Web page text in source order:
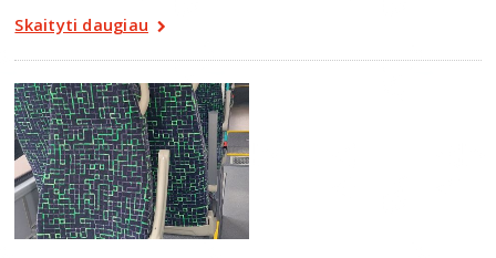
Skaityti daugiau